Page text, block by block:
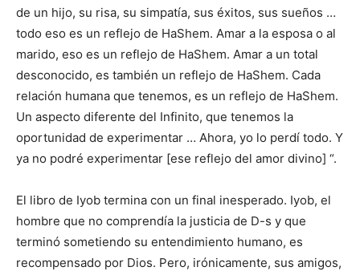
de un hijo, su risa, su simpatía, sus éxitos, sus sueños …
todo eso es un reflejo de HaShem. Amar a la esposa o al
marido, eso es un reflejo de HaShem. Amar a un total
desconocido, es también un reflejo de HaShem. Cada
relación humana que tenemos, es un reflejo de HaShem.
Un aspecto diferente del Infinito, que tenemos la
oportunidad de experimentar … Ahora, yo lo perdí todo. Y
ya no podré experimentar [ese reflejo del amor divino] “.
El libro de Iyob termina con un final inesperado. Iyob, el
hombre que no comprendía la justicia de D-s y que
terminó sometiendo su entendimiento humano, es
recompensado por Dios. Pero, irónicamente, sus amigos,